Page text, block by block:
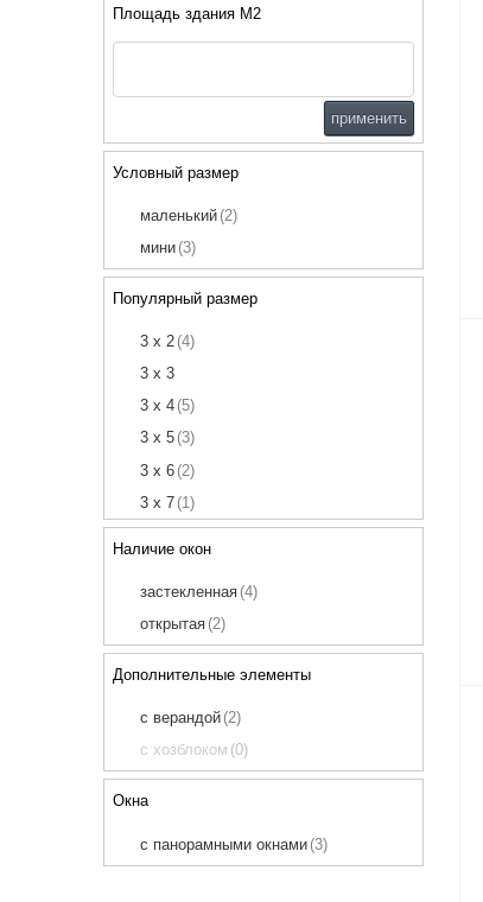
Площадь здания М2
применить
Условный размер
маленький (2)
мини (3)
Популярный размер
3 х 2 (4)
3 х 3
3 х 4 (5)
3 х 5 (3)
3 х 6 (2)
3 х 7 (1)
4 х 3(4)
5 х 3(4)
5 х 4(5)
Наличие окон
застекленная (4)
открытая (2)
Дополнительные элементы
с верандой (2)
с хозблоком (0)
Окна
с панорамными окнами (3)